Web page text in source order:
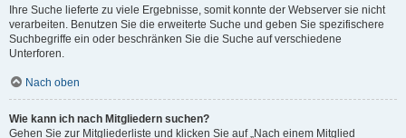
Ihre Suche lieferte zu viele Ergebnisse, somit konnte der Webserver sie nicht
verarbeiten. Benutzen Sie die erweiterte Suche und geben Sie spezifischere
Suchbegriffe ein oder beschränken Sie die Suche auf verschiedene
Unterforen.
Nach oben
Wie kann ich nach Mitgliedern suchen?
Gehen Sie zur Mitgliederliste und klicken Sie auf „Nach einem Mitglied